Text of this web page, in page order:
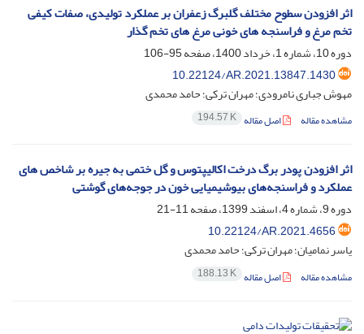
اثر افزودن سطوح مختلف گلبرگ زعفران بر عملکرد تولیدی، صفات کیفی
تخم مرغ و فراسنجه های خونی مرغ های تخم گذار
دوره 10، شماره 1، خرداد 1400، صفحه
95-106
10.22124/AR.2021.13847.1430
مهوش جباری نامرودی؛ مهران ترکی؛ حامد محمدی
مشاهده مقاله اصل مقاله 194.57 K
اثر افزودن پودر برگ درخت اکالیپتوس و گل ختمی به جیره بر شاخص های
عملکرد و فراسنجه‌های بیوشیمیایی خون در جوجه‌های گوشتی
دوره 9، شماره 4، اسفند 1399، صفحه
11-21
10.22124/AR.2021.4656
یاسر نمامیان؛ مهران ترکی؛ حامد محمدی
مشاهده مقاله اصل مقاله 188.13 K